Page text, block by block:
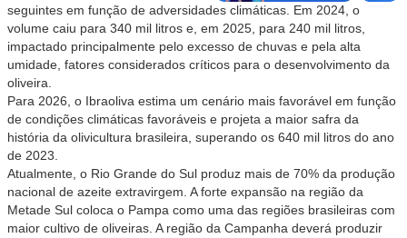
seguintes em função de adversidades climáticas. Em 2024, o
volume caiu para 340 mil litros e, em 2025, para 240 mil litros,
impactado principalmente pelo excesso de chuvas e pela alta
umidade, fatores considerados críticos para o desenvolvimento da
oliveira.
Para 2026, o Ibraoliva estima um cenário mais favorável em função
de condições climáticas favoráveis e projeta a maior safra da
história da olivicultura brasileira, superando os 640 mil litros do ano
de 2023.
Atualmente, o Rio Grande do Sul produz mais de 70% da produção
nacional de azeite extravirgem. A forte expansão na região da
Metade Sul coloca o Pampa como uma das regiões brasileiras com
maior cultivo de oliveiras. A região da Campanha deverá produzir